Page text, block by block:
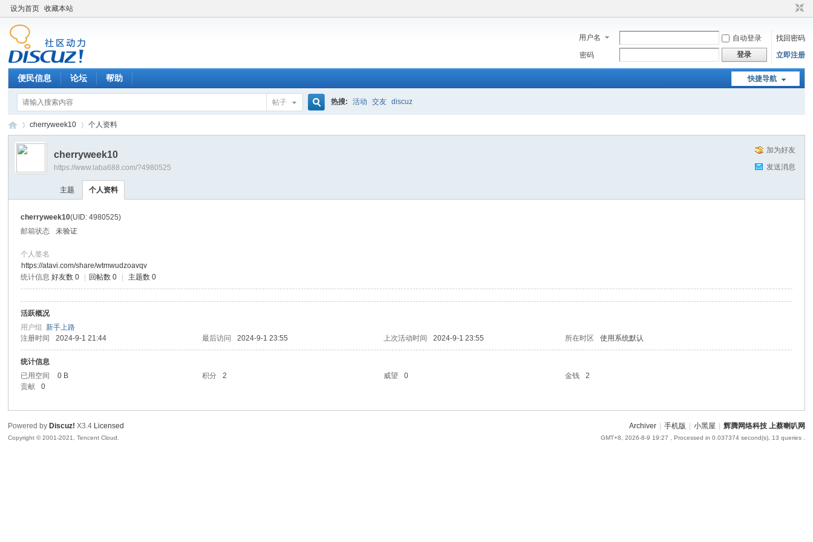
设为首页 收藏本站
用户名 自动登录
找回密码
密码
登录 立即注册
快捷导航
便民信息 论坛 帮助
帖子 热搜: 活动 交友 discuz
›
cherryweek10 个人资料
加为好友
发送消息
cherryweek10
https://www.laba688.com/?4980525
主题 个人资料
cherryweek10(UID: 4980525)
邮箱状态
未验证
个人签名
https://atavi.com/share/wtmwudzoavqv
统计信息 好友数 0 回帖数 0 主题数 0
活跃概况
用户组新手上路
注册时间
2024-9-1 21:44 最后访问 2024-9-1 23:55 上次活动时间 2024-9-1 23:55 所在时区 使用系统默认
统计信息
已用空间
0 B 积分 2 威望 0 金钱
2
贡献
0
Archiver 手机版 小黑屋 辉腾网络科技 上蔡喇叭网
GMT+8, 2026-8-9 19:27 , Processed in 0.037374 second(s), 13 queries .
Powered by Discuz! X3.4 Licensed
Copyright © 2001-2021, Tencent Cloud.